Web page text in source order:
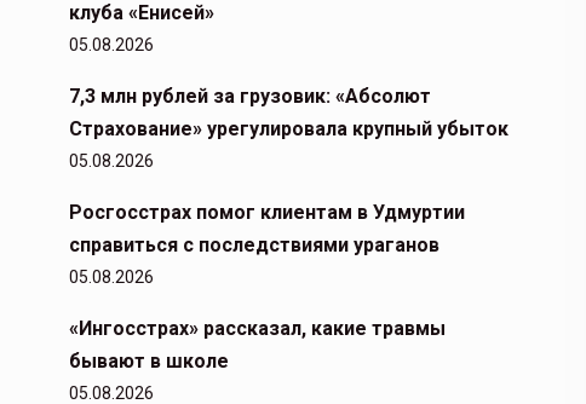
клуба «Енисей»
05.08.2026
7,3 млн рублей за грузовик: «Абсолют
Страхование» урегулировала крупный убыток
05.08.2026
Росгосстрах помог клиентам в Удмуртии
справиться с последствиями ураганов
05.08.2026
«Ингосстрах» рассказал, какие травмы
бывают в школе
05.08.2026